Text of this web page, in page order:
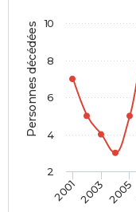
Personnes décédées
20012003 2005
2
4
6
8
10